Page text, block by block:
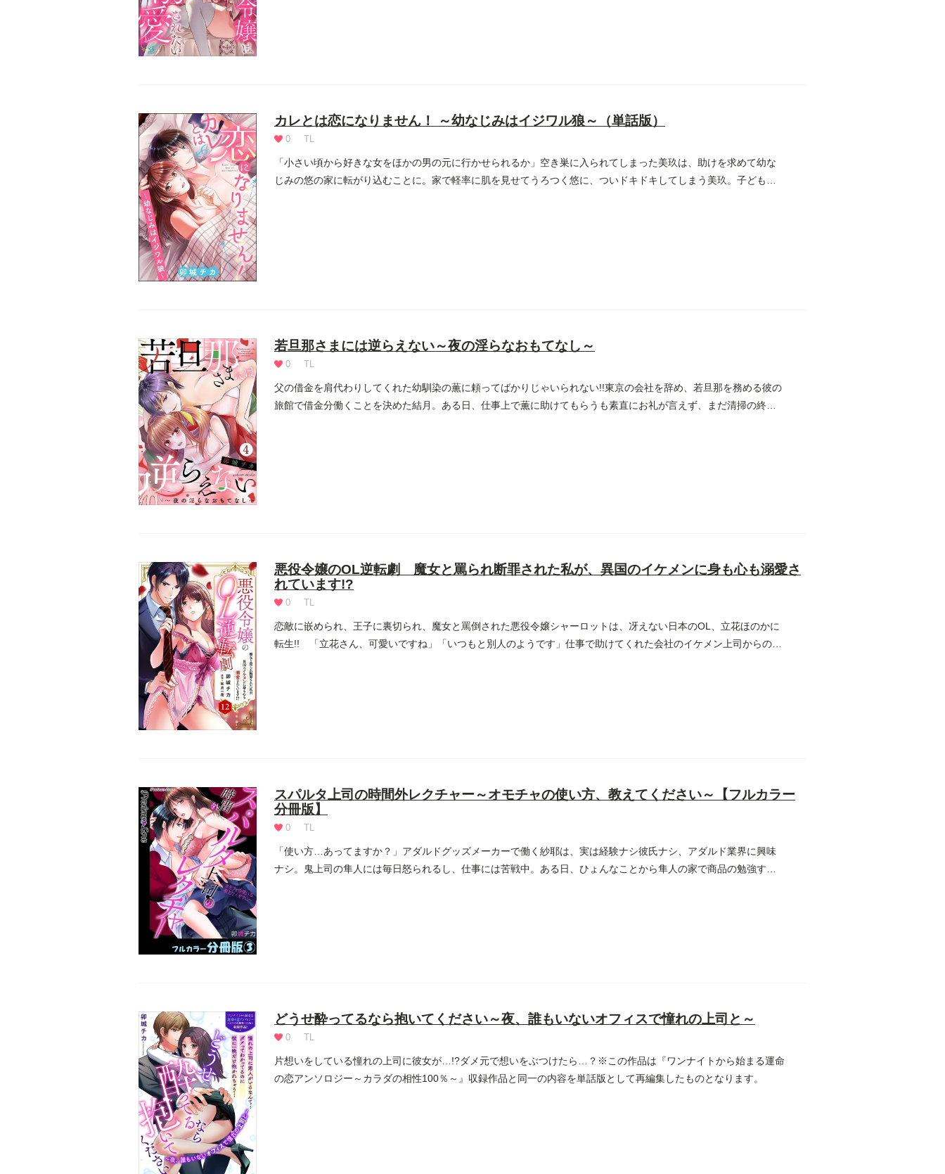
カレとは恋になりません！ ～幼なじみはイジワル狼～（単話版）
0 TL
「小さい頃から好きな女をほかの男の元に行かせられるか」空き巣に入られてしまった美玖は、助けを求めて幼な
じみの悠の家に転がり込むことに。家で軽率に肌を見せてうろつく悠に、ついドキドキしてしまう美玖。子どもの
若旦那さまには逆らえない～夜の淫らなおもてなし～
0 TL
父の借金を肩代わりしてくれた幼馴染の薫に頼ってばかりじゃいられない!!東京の会社を辞め、若旦那を務める彼の
旅館で借金分働くことを決めた結月。ある日、仕事上で薫に助けてもらうも素直にお礼が言えず、まだ清掃の終わ
悪役令嬢のOL逆転劇 魔女と罵られ断罪された私が、異国のイケメンに身も心も溺愛さ
れています!?
0 TL
恋敵に嵌められ、王子に裏切られ、魔女と罵倒された悪役令嬢シャーロットは、冴えない日本のOL、立花ほのかに
転生!! 「立花さん、可愛いですね」「いつもと別人のようです」仕事で助けてくれた会社のイケメン上司からの言
スパルタ上司の時間外レクチャー～オモチャの使い方、教えてください～【フルカラー
分冊版】
0 TL
「使い方…あってますか？」アダルドグッズメーカーで働く紗耶は、実は経験ナシ彼氏ナシ、アダルド業界に興味
ナシ。鬼上司の隼人には毎日怒られるし、仕事には苦戦中。ある日、ひょんなことから隼人の家で商品の勉強する
どうせ酔ってるなら抱いてください～夜、誰もいないオフィスで憧れの上司と～
0 TL
片想いをしている憧れの上司に彼女が…!?ダメ元で想いをぶつけたら…？※この作品は『ワンナイトから始まる運命
の恋アンソロジー～カラダの相性100％～』収録作品と同一の内容を単話版として再編集したものとなります。